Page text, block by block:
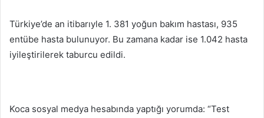
Türkiye’de an itibarıyle 1. 381 yoğun bakım hastası, 935
entübe hasta bulunuyor. Bu zamana kadar ise 1.042 hasta
iyileştirilerek taburcu edildi.
Koca sosyal medya hesabında yaptığı yorumda: “Test